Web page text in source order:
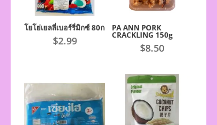
โยโย่เยลลี่เบอร์รี่มิกซ์ 80ก
$2.99
PA ANN PORK
CRACKLING 150g
$8.50